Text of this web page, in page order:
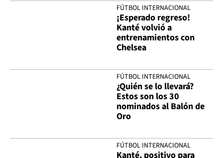
FÚTBOL INTERNACIONAL
¡Esperado regreso!
Kanté volvió a
entrenamientos con
Chelsea
FÚTBOL INTERNACIONAL
¿Quién se lo llevará?
Estos son los 30
nominados al Balón de
Oro
FÚTBOL INTERNACIONAL
Kanté, positivo para